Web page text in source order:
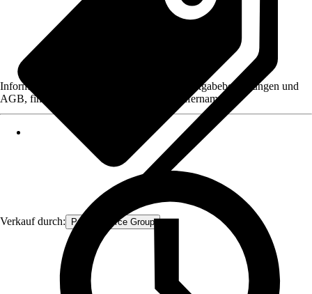
Verkauf durch: Procommerce Group
Informationen des Verkäufers, wie z. B. Rückgabebedingungen und
AGB, finden Sie bei Klick auf den Verkäufernamen.